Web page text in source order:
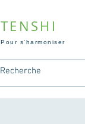
TENSHI
Pour s'harmoniser